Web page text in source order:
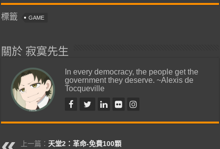
標籤 GAME
關於 寂寞先生
In every democracy, the people get the
government they deserve. ~Alexis de
Tocqueville
上一篇： 天堂2：革命-免費100顆